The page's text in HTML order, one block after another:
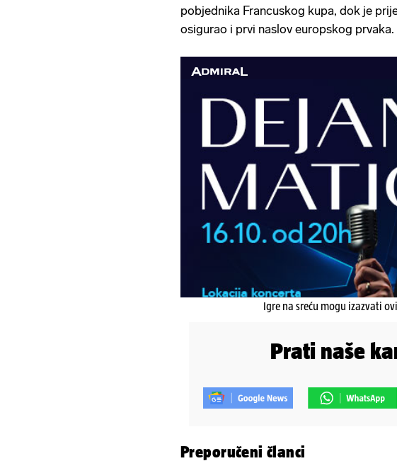
pobjednika Francuskog kupa, dok je
osigurao i prvi naslov europskog prvaka.
Igre na sreću mogu izazvati
Prati naše
Preporučeni članci